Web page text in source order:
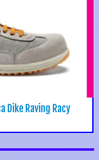
Raving Racy